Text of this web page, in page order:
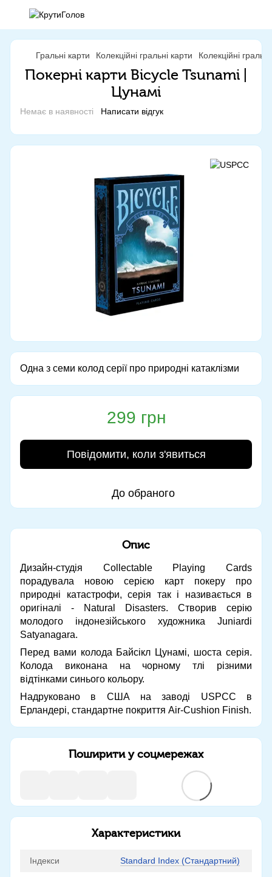
Гральні карти Колекційні гральні карти Колекційні
Покерні карти Bicycle Tsunami |
Цунамі
Немає в наявності Написати відгук
Одна з семи колод серії про природні катаклізми
299 грн
Повідомити, коли з'явиться
До обраного
Опис
Дизайн-студія Collectable Playing Cards
порадувала новою серією карт покеру про
природні катастрофи, серія так і називається в
оригіналі - Natural Disasters. Створив серію
молодого індонезійського художника Juniardi
Satyanagara.
Перед вами колода Байсікл Цунамі, шоста серія.
Колода виконана на чорному тлі різними
відтінками синього кольору.
Надруковано в США на заводі USPCC в
Ерландері, стандартне покриття Air-Cushion Finish.
Поширити у соцмережах
Характеристики
Індекси Standard Index (Стандартний)